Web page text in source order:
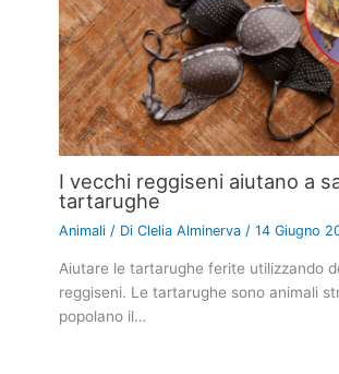
I vecchi reggiseni aiutano a
tartarughe
Animali / DiClelia Alminerva /14 Giugno
Aiutare le tartarughe ferite utilizzando
reggiseni. Le tartarughe sono animali
popolano il…